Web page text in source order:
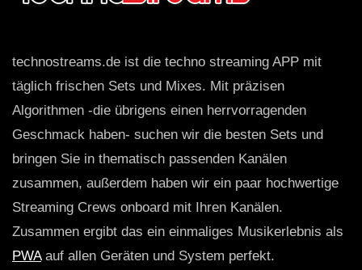
technostreams.de ist die techno streaming APP mit
täglich frischen Sets und Mixes. Mit präzisen
Algorithmen -die übrigens einen herrvorragenden
Geschmack haben- suchen wir die besten Sets und
bringen Sie in thematisch passenden Kanälen
zusammen, außerdem haben wir ein paar hochwertige
Streaming Crews onboard mit Ihren Kanälen.
Zusammen ergibt das ein einmaliges Musikerlebnis als
PWAauf allen Geräten und System perfekt.